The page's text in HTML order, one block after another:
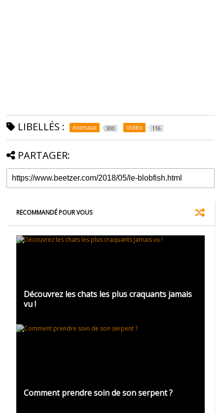
LIBELLÉS : Animaux 300 Vidéo 116
PARTAGER:
RECOMMANDÉ POUR VOUS
Découvrez les chats les plus craquants jamais
vu !
Comment prendre soin de son serpent ?